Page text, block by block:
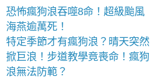
恐怖瘋狗浪吞噬8命！超級颱風
海燕逾萬死！
特定季節才有瘋狗浪？晴天突然
掀巨浪！步道教學竟喪命！瘋狗
浪無法防範？